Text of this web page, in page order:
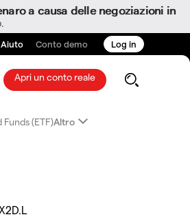
a causa delle negoziazioni in
Aiuto Conto demo Log in
Apri un conto reale
(ETF)Altro